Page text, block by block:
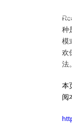
种
模
欢
法
本
阅